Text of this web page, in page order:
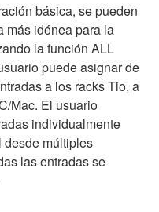
básica, se pueden
más idónea para la
la función ALL
puede asignar de
a los racks Tio, a
Mac. El usuario
individualmente
desde múltiples
las entradas se